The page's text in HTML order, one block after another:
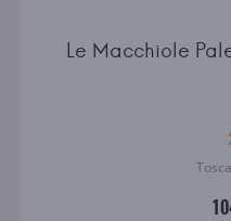
Le Macchiole